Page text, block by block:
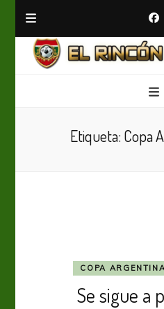
Etiqueta: Copa
COPA
Se sigue a